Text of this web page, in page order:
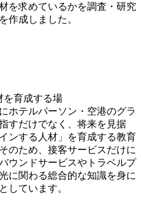
を求めているかを調査・研究
作成しました。
を育成する場
ホテルパーソン・空港のグラ
すだけでなく、将来を見据
ンする人材」を育成する教育
のため、接客サービスだけに
ウンドサービスやトラベルプ
に関わる総合的な知識を身に
しています。